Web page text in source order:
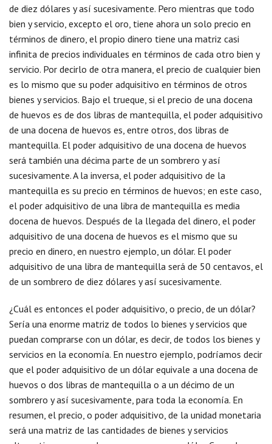
de diez dólares y así sucesivamente. Pero mientras que todo
bien y servicio, excepto el oro, tiene ahora un solo precio en
términos de dinero, el propio dinero tiene una matriz casi
infinita de precios individuales en términos de cada otro bien y
servicio. Por decirlo de otra manera, el precio de cualquier bien
es lo mismo que su poder adquisitivo en términos de otros
bienes y servicios. Bajo el trueque, si el precio de una docena
de huevos es de dos libras de mantequilla, el poder adquisitivo
de una docena de huevos es, entre otros, dos libras de
mantequilla. El poder adquisitivo de una docena de huevos
será también una décima parte de un sombrero y así
sucesivamente. A la inversa, el poder adquisitivo de la
mantequilla es su precio en términos de huevos; en este caso,
el poder adquisitivo de una libra de mantequilla es media
docena de huevos. Después de la llegada del dinero, el poder
adquisitivo de una docena de huevos es el mismo que su
precio en dinero, en nuestro ejemplo, un dólar. El poder
adquisitivo de una libra de mantequilla será de 50 centavos, el
de un sombrero de diez dólares y así sucesivamente.
¿Cuál es entonces el poder adquisitivo, o precio, de un dólar?
Sería una enorme matriz de todos lo bienes y servicios que
puedan comprarse con un dólar, es decir, de todos los bienes y
servicios en la economía. En nuestro ejemplo, podríamos decir
que el poder adquisitivo de un dólar equivale a una docena de
huevos o dos libras de mantequilla o a un décimo de un
sombrero y así sucesivamente, para toda la economía. En
resumen, el precio, o poder adquisitivo, de la unidad monetaria
será una matriz de las cantidades de bienes y servicios